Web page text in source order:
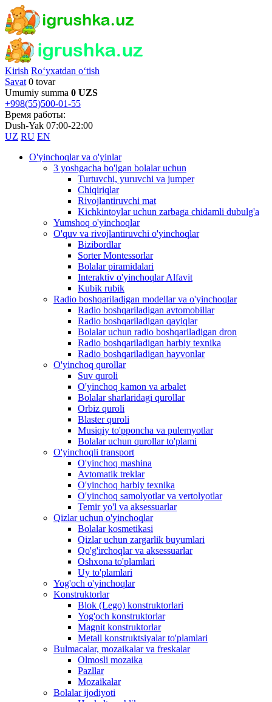
Kirish Ro‘yxatdan o‘tish
Savat 0 tovar
Umumiy summa 0 UZS
+998(55)500-01-55
Время работы:
Dush-Yak 07:00-22:00
UZ RU EN
O'yinchoqlar va o'yinlar
3 yoshgacha bo'lgan bolalar uchun
Turtuvchi, yuruvchi va jumper
Chiqiriqlar
Rivojlantiruvchi mat
Kichkintoylar uchun zarbaga chidamli dubulg'a
Yumshoq o'yinchoqlar
O'quv va rivojlantiruvchi o'yinchoqlar
Bizibordlar
Sorter Montessorlar
Bolalar piramidalari
Interaktiv o'yinchoqlar Alfavit
Kubik rubik
Radio boshqariladigan modellar va o'yinchoqlar
Radio boshqariladigan avtomobillar
Radio boshqariladigan qayiqlar
Bolalar uchun radio boshqariladigan dron
Radio boshqariladigan harbiy texnika
Radio boshqariladigan hayvonlar
O'yinchoq qurollar
Suv quroli
O'yinchoq kamon va arbalet
Bolalar sharlaridagi qurollar
Orbiz quroli
Blaster quroli
Musiqiy to'pponcha va pulemyotlar
Bolalar uchun qurollar to'plami
O'yinchoqli transport
O'yinchoq mashina
Avtomatik treklar
O'yinchoq harbiy texnika
O'yinchoq samolyotlar va vertolyotlar
Temir yo'l va aksessuarlar
Qizlar uchun o'yinchoqlar
Bolalar kosmetikasi
Qizlar uchun zargarlik buyumlari
Qo'g'irchoqlar va aksessuarlar
Oshxona to'plamlari
Uy to'plamlari
Yog'och o'yinchoqlar
Konstruktorlar
Blok (Lego) konstruktorlari
Yog'och konstruktorlar
Magnit konstruktorlar
Metall konstruktsiyalar to'plamlari
Bulmacalar, mozaikalar va freskalar
Olmosli mozaika
Pazllar
Mozaikalar
Bolalar ijodiyoti